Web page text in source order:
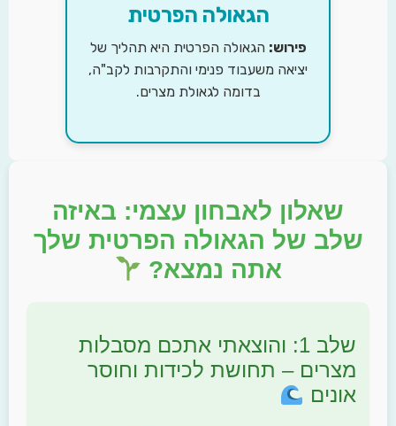
הגאולה הפרטית
פירוש:הגאולה הפרטית היא תהליך של
יציאה משעבוד פנימי והתקרבות לקב"ה,
בדומה לגאולת מצרים.
שאלון לאבחון עצמי: באיזה
שלב של הגאולה הפרטית שלך
אתה נמצא?
שלב 1: והוצאתי אתכם מסבלות
מצרים – תחושת לכידות וחוסר
אונים